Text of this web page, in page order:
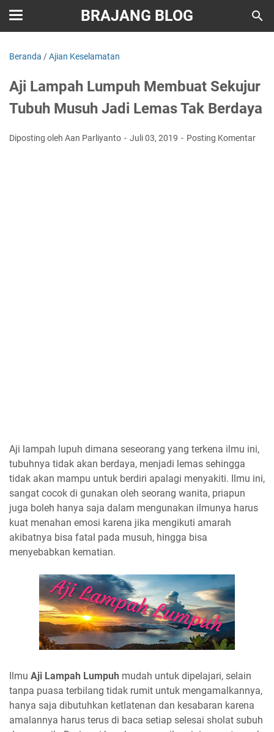
BRAJANG BLOG
Beranda /Ajian Keselamatan
Aji Lampah Lumpuh Membuat Sekujur
Tubuh Musuh Jadi Lemas Tak Berdaya
Diposting oleh Aan Parliyanto Juli 03, 2019 Posting Komentar
Aji lampah lupuh dimana seseorang yang terkena ilmu ini,
tubuhnya tidak akan berdaya, menjadi lemas sehingga
tidak akan mampu untuk berdiri apalagi menyakiti. Ilmu ini,
sangat cocok di gunakan oleh seorang wanita, priapun
juga boleh hanya saja dalam mengunakan ilmunya harus
kuat menahan emosi karena jika mengikuti amarah
akibatnya bisa fatal pada musuh, hingga bisa
menyebabkan kematian.
Ilmu Aji Lampah Lumpuh mudah untuk dipelajari, selain
tanpa puasa terbilang tidak rumit untuk mengamalkannya,
hanya saja dibutuhkan ketlatenan dan kesabaran karena
amalannya harus terus di baca setiap selesai sholat subuh